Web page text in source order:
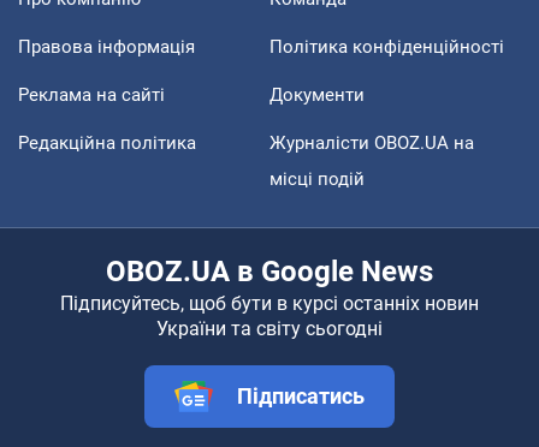
Правова інформація Політика конфіденційності
Реклама на сайті Документи
Редакційна політика
Журналісти OBOZ.UA на
місці подій
OBOZ.UA в Google News
Підписуйтесь, щоб бути в курсі останніх новин
України та світу сьогодні
Підписатись